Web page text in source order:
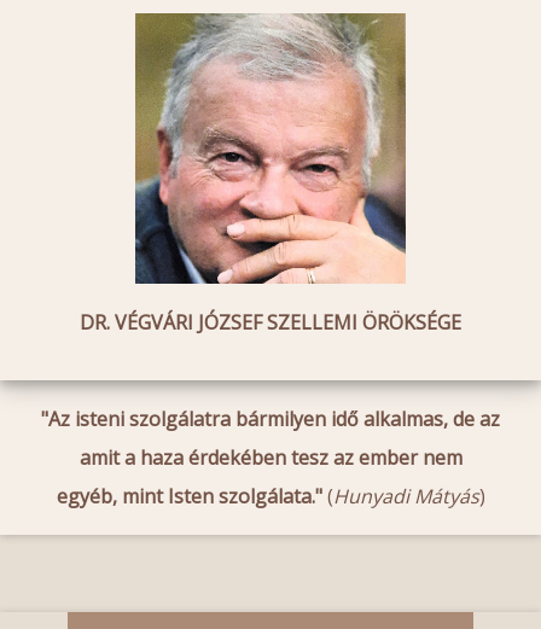
DR. VÉGVÁRI JÓZSEF SZELLEMI ÖRÖKSÉGE
"Az isteni szolgálatra bármilyen idő alkalmas, de az
amit a haza érdekében tesz az ember nem
egyéb, mint Isten szolgálata."(Hunyadi Mátyás)